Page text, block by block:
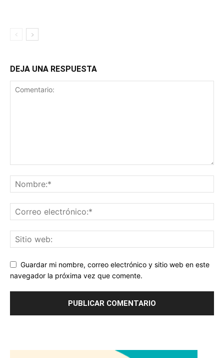
DEJA UNA RESPUESTA
Guardar mi nombre, correo electrónico y sitio web en este
navegador la próxima vez que comente.